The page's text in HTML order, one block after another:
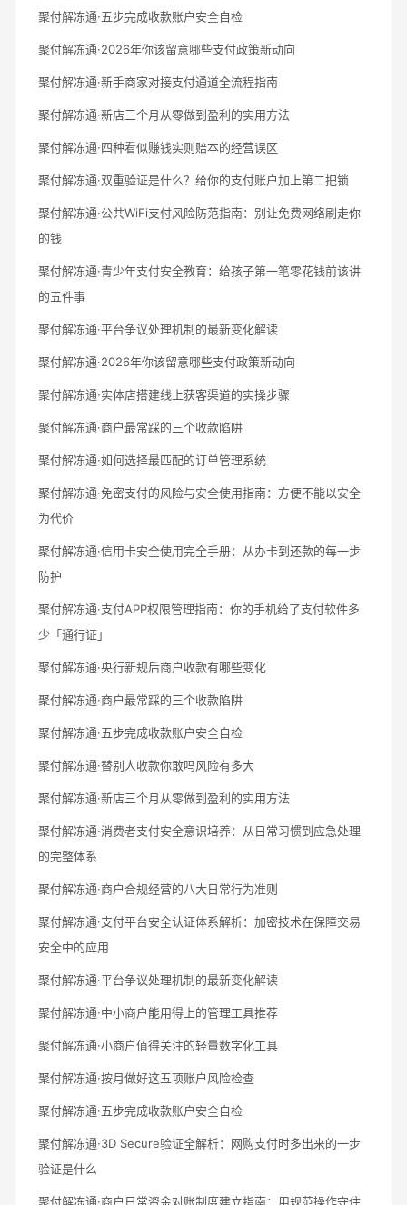
聚付解冻通·五步完成收款账户安全自检
聚付解冻通·2026年你该留意哪些支付政策新动向
聚付解冻通·新手商家对接支付通道全流程指南
聚付解冻通·新店三个月从零做到盈利的实用方法
聚付解冻通·四种看似赚钱实则赔本的经营误区
聚付解冻通·双重验证是什么？给你的支付账户加上第二把锁
聚付解冻通·公共WiFi支付风险防范指南：别让免费网络刷走你
的钱
聚付解冻通·青少年支付安全教育：给孩子第一笔零花钱前该讲
的五件事
聚付解冻通·平台争议处理机制的最新变化解读
聚付解冻通·2026年你该留意哪些支付政策新动向
聚付解冻通·实体店搭建线上获客渠道的实操步骤
聚付解冻通·商户最常踩的三个收款陷阱
聚付解冻通·如何选择最匹配的订单管理系统
聚付解冻通·免密支付的风险与安全使用指南：方便不能以安全
为代价
聚付解冻通·信用卡安全使用完全手册：从办卡到还款的每一步
防护
聚付解冻通·支付APP权限管理指南：你的手机给了支付软件多
少「通行证」
聚付解冻通·央行新规后商户收款有哪些变化
聚付解冻通·商户最常踩的三个收款陷阱
聚付解冻通·五步完成收款账户安全自检
聚付解冻通·替别人收款你敢吗风险有多大
聚付解冻通·新店三个月从零做到盈利的实用方法
聚付解冻通·消费者支付安全意识培养：从日常习惯到应急处理
的完整体系
聚付解冻通·商户合规经营的八大日常行为准则
聚付解冻通·支付平台安全认证体系解析：加密技术在保障交易
安全中的应用
聚付解冻通·平台争议处理机制的最新变化解读
聚付解冻通·中小商户能用得上的管理工具推荐
聚付解冻通·小商户值得关注的轻量数字化工具
聚付解冻通·按月做好这五项账户风险检查
聚付解冻通·五步完成收款账户安全自检
聚付解冻通·3D Secure验证全解析：网购支付时多出来的一步
验证是什么
聚付解冻通·商户日常资金对账制度建立指南：用规范操作守住